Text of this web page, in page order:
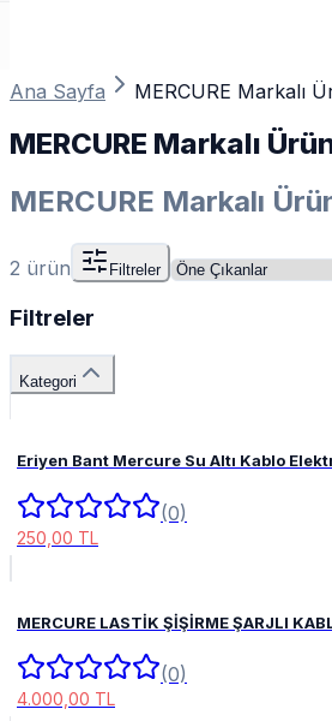
Ana Sayfa MERCURE Markalı
MERCURE Markalı
MERCURE Markalı
2 ürün Filtreler
Filtreler
Kategori
Eriyen Bant Mercure Su Altı Kablo
(0)
250,00 TL
MERCURE LASTİK ŞİŞİRME ŞARJLI
(0)
4.000,00 TL